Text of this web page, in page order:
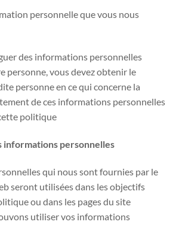
personnelle que vous nous
des informations personnelles
personne, vous devez obtenir le
personne en ce qui concerne la
de ces informations personnelles
politique
informations personnelles
qui nous sont fournies par le
seront utilisées dans les objectifs
ou dans les pages du site
utiliser vos informations